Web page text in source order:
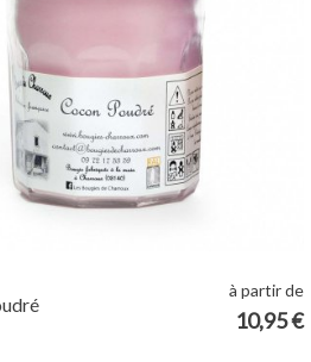
à partir de
10,95 €